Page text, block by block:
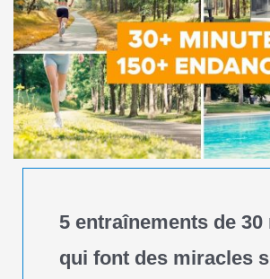
5 entraînements de 30
qui font des miracles